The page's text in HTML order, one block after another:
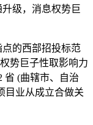
级，消息权势巨
的西部招投标范
势巨子性取影响力
省 (曲辖市、自治
目业从成立合做关